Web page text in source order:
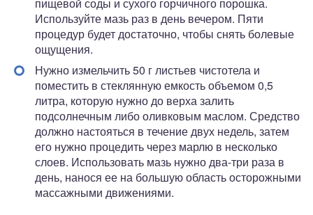
Используйте мазь раз в день вечером. Пяти
процедур будет достаточно, чтобы снять болевые
ощущения.
Нужно измельчить 50 г листьев чистотела и
поместить в стеклянную емкость объемом 0,5
литра, которую нужно до верха залить
подсолнечным либо оливковым маслом. Средство
должно настояться в течение двух недель, затем
его нужно процедить через марлю в несколько
слоев. Использовать мазь нужно два-три раза в
день, нанося ее на большую область осторожными
массажными движениями.